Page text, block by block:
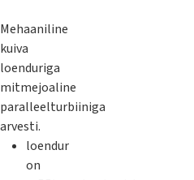
Mehaaniline
kuiva
loenduriga
mitmejoaline
paralleelturbiiniga
arvesti.
loendur
on